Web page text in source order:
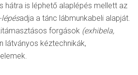
hátra is léphető alaplépés mellett az
adja a tánc lábmunkabeli alapját.
forgások (exhibela,
látványos kéztechnikák,